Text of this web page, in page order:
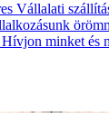
Vállalati
minket és